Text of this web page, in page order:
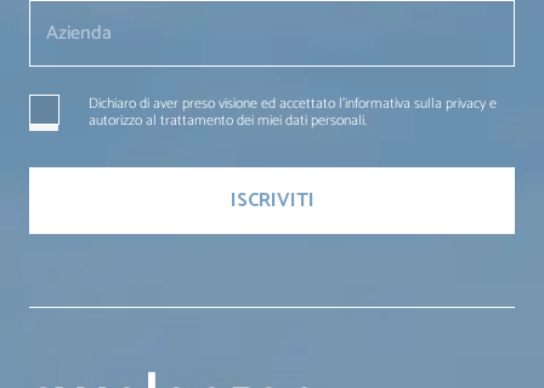
Dichiaro di aver preso visione ed accettato l'informativa sulla privacy e
autorizzo al trattamento dei miei dati personali.